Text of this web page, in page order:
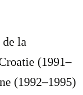
de la
(1991–
(1992–1995)